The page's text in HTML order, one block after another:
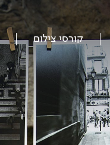
קורסי צילום